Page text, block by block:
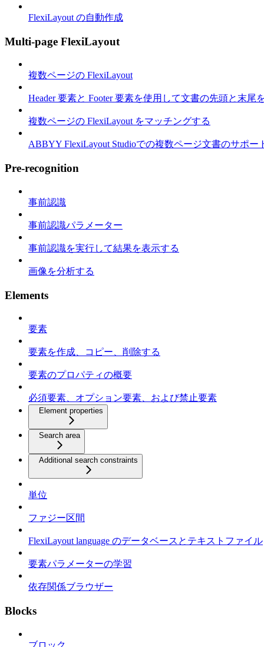
FlexiLayout の自動作成
Multi-page FlexiLayout
複数ページの FlexiLayout
Header 要素と Footer 要素を使用して文書の先頭と末尾
複数ページの FlexiLayout をマッチングする
ABBYY FlexiLayout Studioでの複数ページ文書のサポー
Pre-recognition
事前認識
事前認識パラメーター
事前認識を実行して結果を表示する
画像を分析する
Elements
要素
要素を作成、コピー、削除する
要素のプロパティの概要
必須要素、オプション要素、および禁止要素
Element properties
Search area
Additional search constraints
単位
ファジー区間
FlexiLayout language のデータベースとテキストファイル
要素パラメーターの学習
依存関係ブラウザー
Blocks
ブロック